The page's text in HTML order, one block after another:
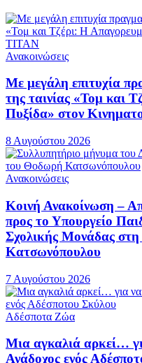
Ανακοινώσεις
Με μεγάλη επιτυχία
της ταινίας «Τομ και
Πυξίδα» στον
8 Αυγούστου 2026
Ανακοινώσεις
Κοινή Ανακοίνωση –
προς το Υπουργείο
Σχολικής Μονάδας
Κατσωνόπουλου
7 Αυγούστου 2026
Αδέσποτα Ζώα
Μια αγκαλιά αρκεί…
Ανάδοχος ενός